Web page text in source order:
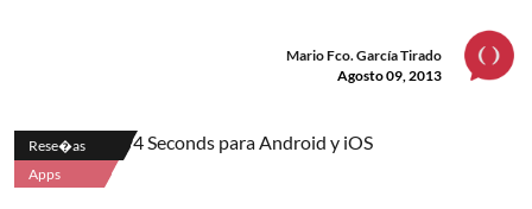
Mario Fco. García Tirado
Agosto 09, 2013
Rese�as
Apps